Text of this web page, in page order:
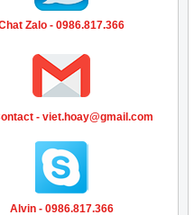
Zalo - 0986.817.366
- viet.hoay@gmail.com
Alvin - 0986.817.366